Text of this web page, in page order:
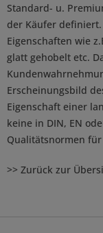
Standard- u.
der Käufer
Eigenschaften wie
glatt gehobelt etc.
Erscheinungsbild
Eigenschaft einer
keine in DIN, EN
Qualitätsnormen
>> Zurück zur